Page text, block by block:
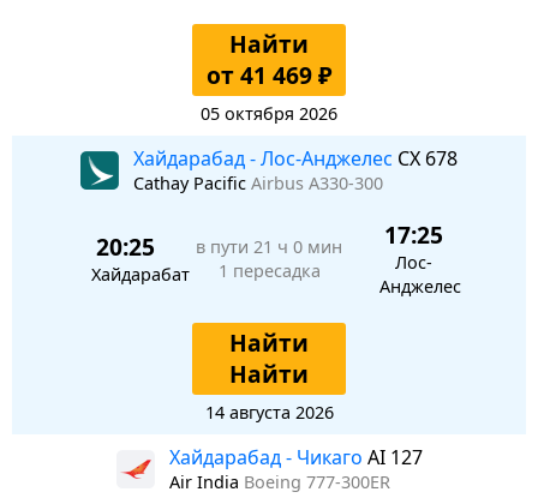
Найти
от 41 469 ₽
05 октября 2026
Хайдарабад - Лос-Анджелес CX 678
Cathay Pacific Airbus A330-300
20:25
Хайдарабат
в пути 21 ч 0 мин
1 пересадка
17:25
Лос-
Анджелес
Найти
Найти
14 августа 2026
Хайдарабад - Чикаго AI 127
Air India Boeing 777-300ER